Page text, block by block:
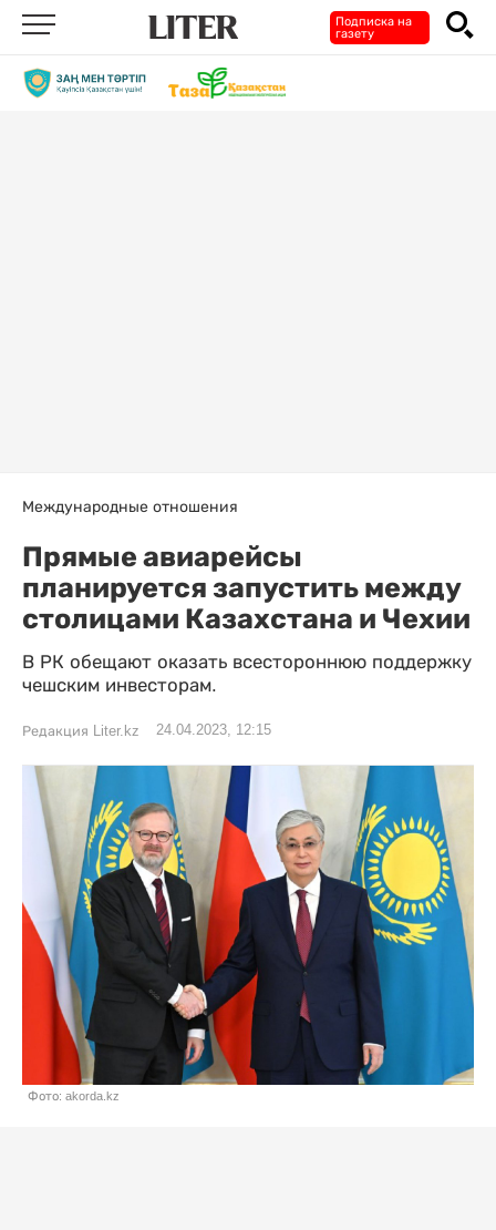
Подписка на
газету
Международные отношения
Прямые авиарейсы
планируется запустить между
столицами Казахстана и Чехии
В РК обещают оказать всестороннюю поддержку
чешским инвесторам.
Редакция Liter.kz 24.04.2023, 12:15
Фото: akorda.kz